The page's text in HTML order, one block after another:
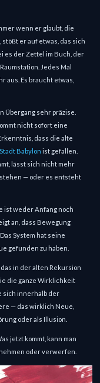
wenn er glaubt, die
er auf etwas, das sich
es der Zettel im Buch, der
Jedes Mal
aus. Es braucht etwas,
Übergang sehr präzise.
nicht sofort eine
dass die alte
Stadt Babylon ist gefallen.
lässt sich nicht mehr
— oder es entsteht
ist weder Anfang noch
an, dass Bewegung
System hat seine
gefunden zu haben.
in der alten Rekursion
die ganze Wirklichkeit
sich innerhalb der
— das wirklich Neue,
oder als Illusion.
jetzt kommt, kann man
oder verwerfen.